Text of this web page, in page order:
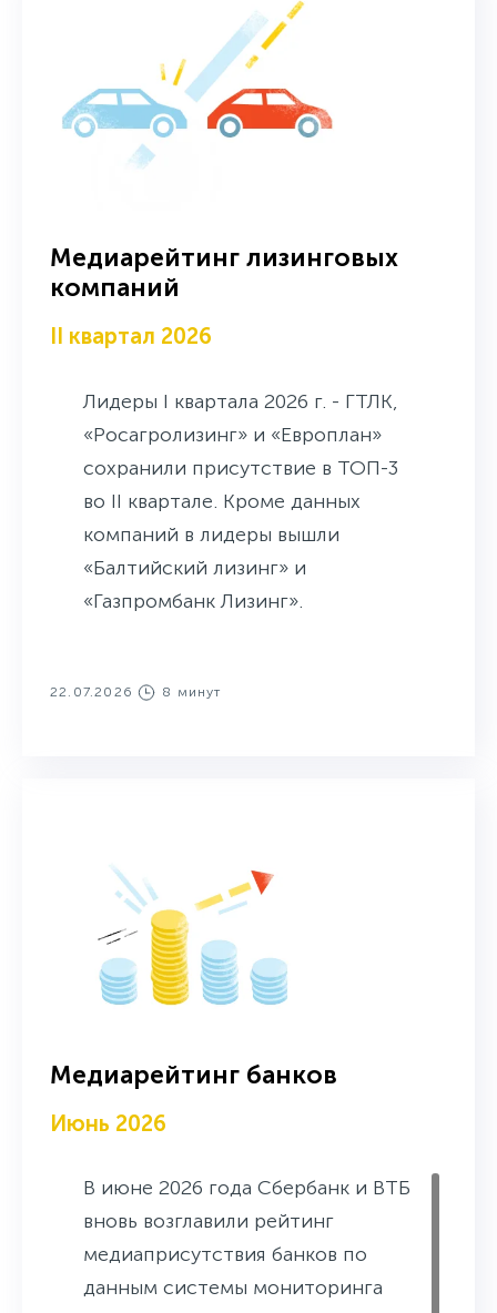
Медиарейтинг лизинговых
компаний
II квартал 2026
Лидеры I квартала 2026 г. - ГТЛК,
«Росагролизинг» и «Европлан»
сохранили присутствие в ТОП-3
во II квартале. Кроме данных
компаний в лидеры вышли
«Балтийский лизинг» и
«Газпромбанк Лизинг».
22.07.2026 8 минут
Медиарейтинг банков
Июнь 2026
В июне 2026 года Сбербанк и ВТБ
вновь возглавили рейтинг
медиаприсутствия банков по
данным системы мониторинга